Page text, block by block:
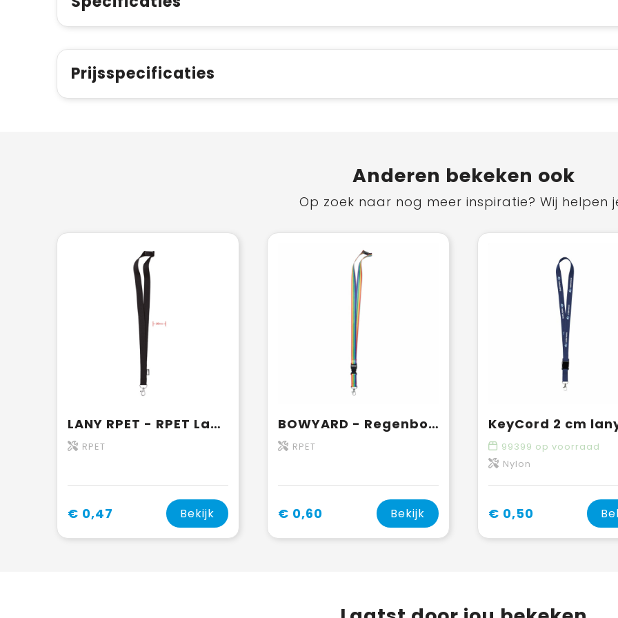
Prijsspecificaties
Anderen bekeken ook
Op zoek naar nog meer inspiratie? Wij helpen
LANY RPET - RPET Lanyard
RPET
€ 0,47 Bekijk
BOWYARD - Regenboog RPET sleutelkoord
RPET
€ 0,60 Bekijk
KeyCord 2 cm
99399 op voorraad
Nylon
€ 0,50